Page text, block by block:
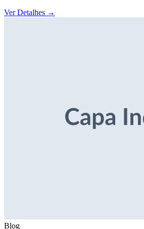
Ver Detalhes →
Blog